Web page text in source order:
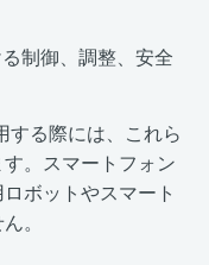
制御、調整、安全
する際には、これら
。スマートフォン
ボットやスマート
。